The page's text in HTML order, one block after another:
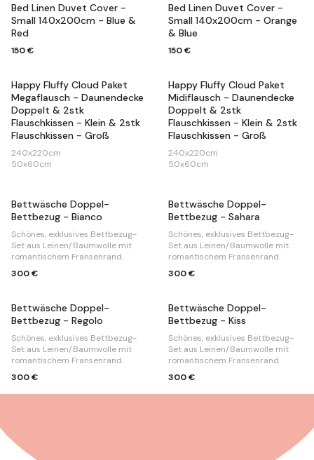
Bed Linen Duvet Cover -
Small 140x200cm - Blue &
Red
150 €
Bed Linen Duvet Cover -
Small 140x200cm - Orange
& Blue
150 €
Happy Fluffy Cloud Paket
Megaflausch - Daunendecke
Doppelt & 2stk
Flauschkissen - Klein & 2stk
Flauschkissen - Groß
240x220cm
50x60cm
Happy Fluffy Cloud Paket
Midiflausch - Daunendecke
Doppelt & 2stk
Flauschkissen - Klein & 2stk
Flauschkissen - Groß
240x220cm
50x60cm
Bettwäsche Doppel-
Bettbezug - Bianco
Schönes, exklusives Bettbezug-
Set aus Leinen/Baumwolle mit
romantischem Fransenrand.
300 €
Bettwäsche Doppel-
Bettbezug - Sahara
Schönes, exklusives Bettbezug-
Set aus Leinen/Baumwolle mit
romantischem Fransenrand.
300 €
Bettwäsche Doppel-
Bettbezug - Regolo
Schönes, exklusives Bettbezug-
Set aus Leinen/Baumwolle mit
romantischem Fransenrand.
300 €
Bettwäsche Doppel-
Bettbezug - Kiss
Schönes, exklusives Bettbezug-
Set aus Leinen/Baumwolle mit
romantischem Fransenrand.
300 €